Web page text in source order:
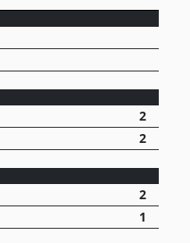
2
2
2
1